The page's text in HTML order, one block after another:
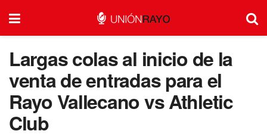
Largas colas al inicio de la
venta de entradas para el
Rayo Vallecano vs Athletic
Club